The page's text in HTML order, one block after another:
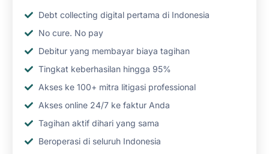
Debt collecting digital pertama di Indonesia
No cure. No pay
Debitur yang membayar biaya tagihan
Tingkat keberhasilan hingga 95%
Akses ke 100+ mitra litigasi professional
Akses online 24/7 ke faktur Anda
Tagihan aktif dihari yang sama
Beroperasi di seluruh Indonesia